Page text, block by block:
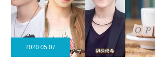
2020.05.07